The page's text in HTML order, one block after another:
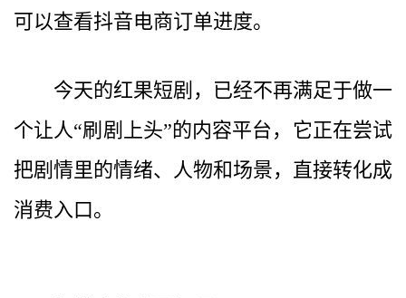
可以查看抖音电商订单进度。
今天的红果短剧，已经不再满足于做一
个让人“刷剧上头”的内容平台，它正在尝试
把剧情里的情绪、人物和场景，直接转化成
消费入口。